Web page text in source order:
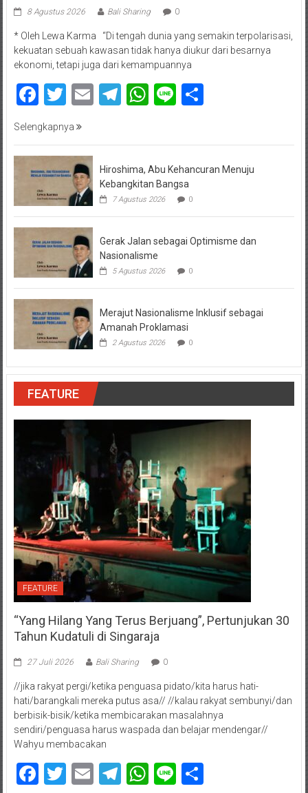
8 Agustus 2026 Bali Sharing 0
* Oleh Lewa Karma “Di tengah dunia yang semakin terpolarisasi,
kekuatan sebuah kawasan tidak hanya diukur dari besarnya
ekonomi, tetapi juga dari kemampuannya
Facebook
Twitter
EmailTelegram
WhatsApp
LineShare
Selengkapnya
Hiroshima, Abu Kehancuran Menuju
Kebangkitan Bangsa
7 Agustus 2026 0
Gerak Jalan sebagai Optimisme dan
Nasionalisme
5 Agustus 2026 0
Merajut Nasionalisme Inklusif sebagai
Amanah Proklamasi
2 Agustus 2026 0
FEATURE
FEATURE
“Yang Hilang Yang Terus Berjuang”, Pertunjukan 30
Tahun Kudatuli di Singaraja
27 Juli 2026 Bali Sharing 0
//jika rakyat pergi/ketika penguasa pidato/kita harus hati-
hati/barangkali mereka putus asa// //kalau rakyat sembunyi/dan
berbisik-bisik/ketika membicarakan masalahnya
sendiri/penguasa harus waspada dan belajar mendengar//
Wahyu membacakan
Facebook
Twitter
EmailTelegram
WhatsApp
LineShare